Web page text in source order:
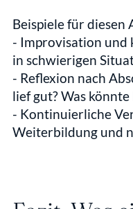
Beispiele für diesen
- Improvisation und
in schwierigen
- Reflexion nach
lief gut? Was könnte
- Kontinuierliche
Weiterbildung und